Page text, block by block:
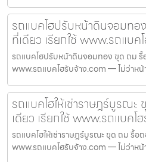
รถแบคโฮปรับหน้าดินจอมทอ
ที่เดียว เรียกใช้ www.รถแบค
รถแบคโฮปรับหน้าดินจอมทอง ขุด ถม รื้
www.รถแบคโฮรับจ้าง.com — ไม่ว่าห
รถแบคโฮให้เช่าราษฎร์บูรณ
เดียว เรียกใช้ www.รถแบคโ
รถแบคโฮให้เช่าราษฎร์บูรณะ ขุด ถม รื้อ
www.รถแบคโฮรับจ้าง.com — ไม่ว่าห